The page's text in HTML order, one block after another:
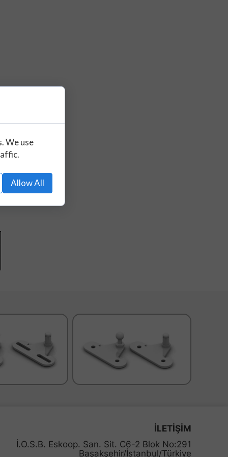
İLETİŞİM
İ.O.S.B. Eskoop. San. Sit. C6-2 Blok No:291
Başakşehir/İstanbul/Türkiye
We use
Allow All